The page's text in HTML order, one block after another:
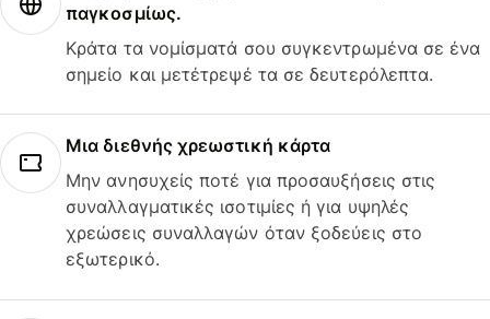
παγκοσμίως.
Κράτα τα νομίσματά σου συγκεντρωμένα σε ένα
σημείο και μετέτρεψέ τα σε δευτερόλεπτα.
Μια διεθνής χρεωστική κάρτα
Μην ανησυχείς ποτέ για προσαυξήσεις στις
συναλλαγματικές ισοτιμίες ή για υψηλές
χρεώσεις συναλλαγών όταν ξοδεύεις στο
εξωτερικό.